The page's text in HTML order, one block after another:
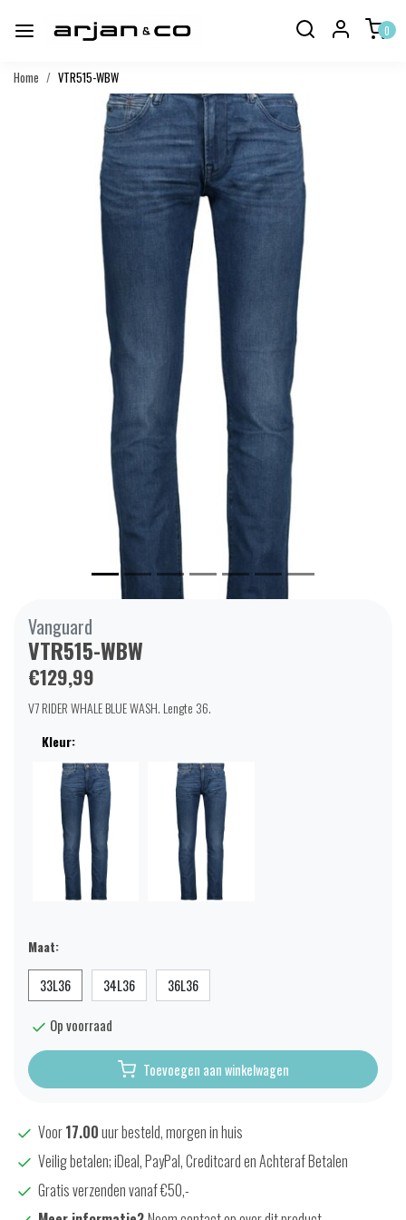
0
Home VTR515-WBW
Vanguard
VTR515-WBW
€129,99
V7 RIDER WHALE BLUE WASH. Lengte 36.
Kleur:
Maat:
33L36 34L36 36L36
Op voorraad
Toevoegen aan winkelwagen
Voor17.00uur besteld, morgen in huis
Veilig betalen; iDeal, PayPal, Creditcard en Achteraf Betalen
Gratis verzenden vanaf €50,-